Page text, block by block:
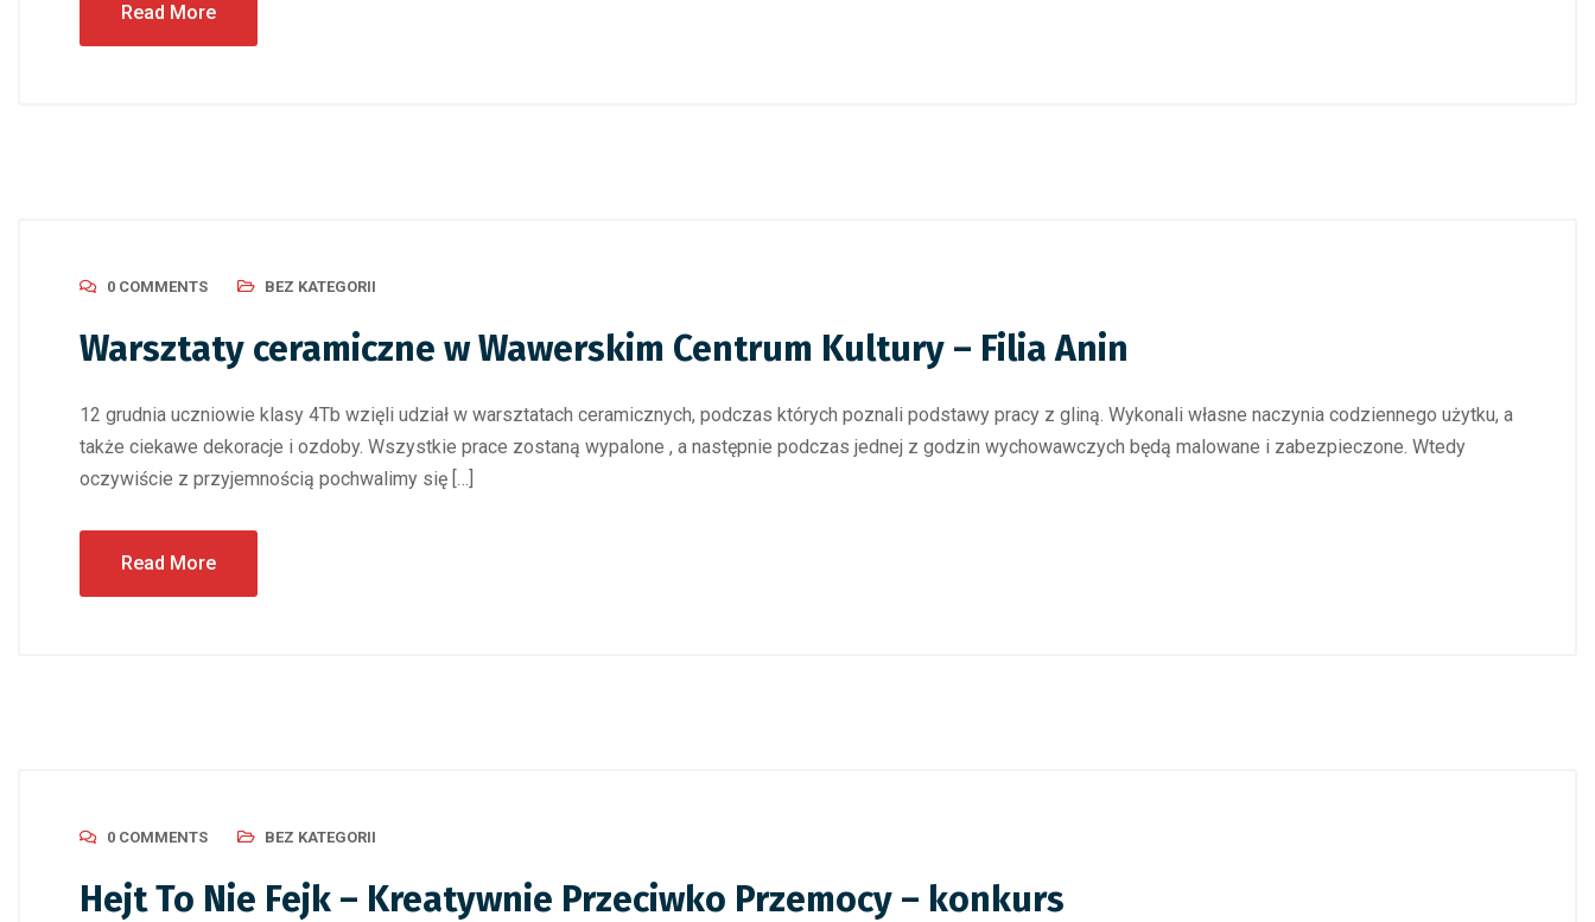
Read More
0 COMMENTS BEZ KATEGORII
Warsztaty ceramiczne w Wawerskim Centrum Kultury – Filia Anin
12 grudnia uczniowie klasy 4Tb wzięli udział w warsztatach ceramicznych, podczas których poznali podstawy pracy z gliną. Wykonali własne naczynia codziennego użytku, a
także ciekawe dekoracje i ozdoby. Wszystkie prace zostaną wypalone , a następnie podczas jednej z godzin wychowawczych będą malowane i zabezpieczone. Wtedy
oczywiście z przyjemnością pochwalimy się […]
Read More
0 COMMENTS BEZ KATEGORII
Hejt To Nie Fejk – Kreatywnie Przeciwko Przemocy – konkurs